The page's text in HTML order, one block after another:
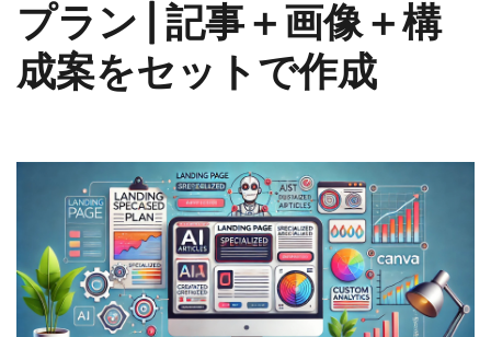
プラン | 記事＋画像＋構
成案をセットで作成